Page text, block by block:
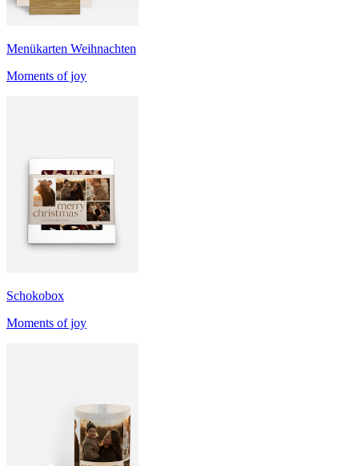
Menükarten Weihnachten
Moments of joy
Schokobox
Moments of joy